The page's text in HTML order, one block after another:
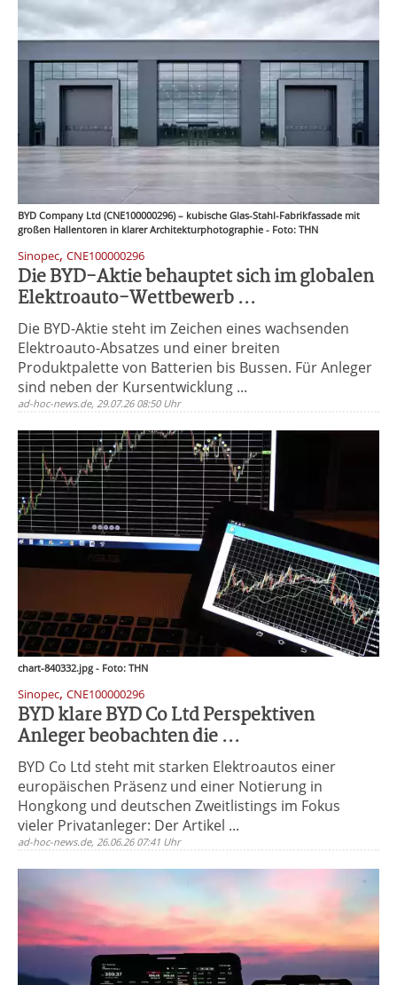
BYD Company Ltd (CNE100000296) – kubische Glas-Stahl-Fabrikfassade mit
großen Hallentoren in klarer Architekturphotographie - Foto: THN
Sinopec, CNE100000296
Die BYD-Aktie behauptet sich im globalen
Elektroauto-Wettbewerb ...
Die BYD-Aktie steht im Zeichen eines wachsenden
Elektroauto-Absatzes und einer breiten
Produktpalette von Batterien bis Bussen. Für Anleger
sind neben der Kursentwicklung ...
ad-hoc-news.de, 29.07.26 08:50 Uhr
chart-840332.jpg - Foto: THN
Sinopec, CNE100000296
BYD klare BYD Co Ltd Perspektiven
Anleger beobachten die ...
BYD Co Ltd steht mit starken Elektroautos einer
europäischen Präsenz und einer Notierung in
Hongkong und deutschen Zweitlistings im Fokus
vieler Privatanleger: Der Artikel ...
ad-hoc-news.de, 26.06.26 07:41 Uhr